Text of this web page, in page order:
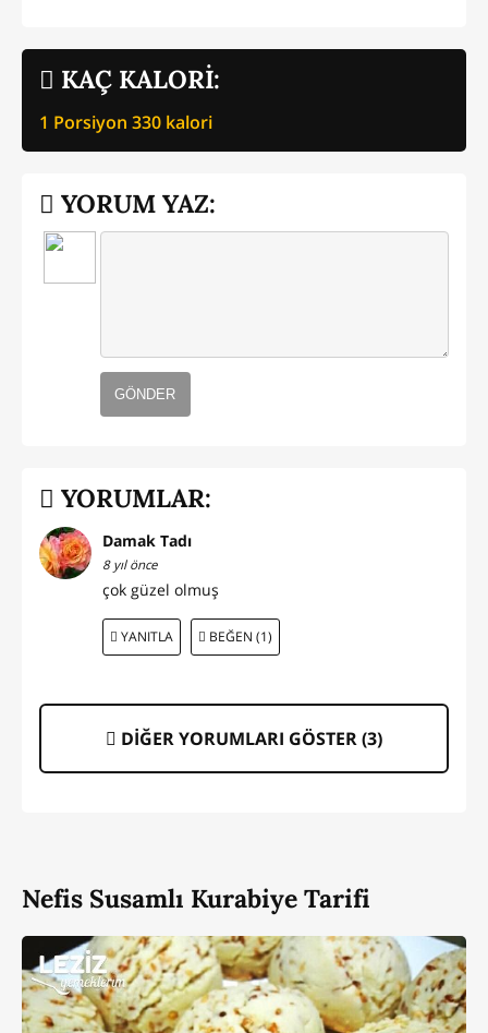
KAÇ KALORİ:
1 Porsiyon 330 kalori
YORUM YAZ:
GÖNDER
YORUMLAR:
Damak Tadı
8 yıl önce
çok güzel olmuş
YANITLA BEĞEN (1)
DİĞER YORUMLARI GÖSTER (3)
Nefis Susamlı Kurabiye Tarifi